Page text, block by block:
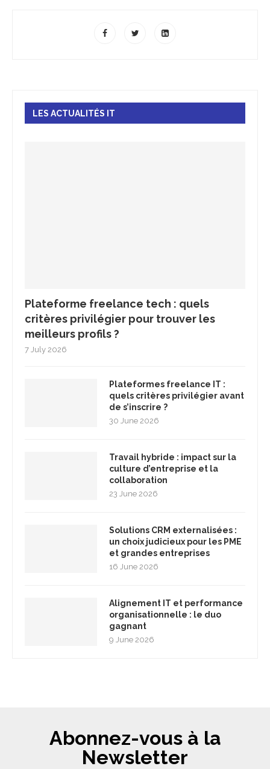
LES ACTUALITÉS IT
Plateforme freelance tech : quels
critères privilégier pour trouver les
meilleurs profils ?
7 July 2026
Plateformes freelance IT :
quels critères privilégier avant
de s’inscrire ?
30 June 2026
Travail hybride : impact sur la
culture d’entreprise et la
collaboration
23 June 2026
Solutions CRM externalisées :
un choix judicieux pour les PME
et grandes entreprises
16 June 2026
Alignement IT et performance
organisationnelle : le duo
gagnant
9 June 2026
Abonnez-vous à la
Newsletter